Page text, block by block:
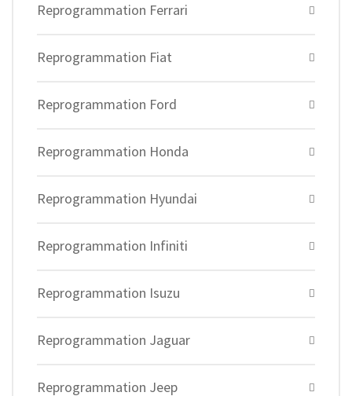
Reprogrammation Ferrari
Reprogrammation Fiat
Reprogrammation Ford
Reprogrammation Honda
Reprogrammation Hyundai
Reprogrammation Infiniti
Reprogrammation Isuzu
Reprogrammation Jaguar
Reprogrammation Jeep